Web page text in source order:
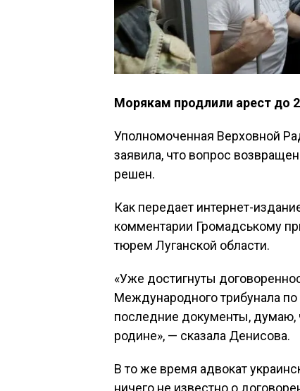
Морякам продлили арест до
Уполномоченная Верховной
заявила, что вопрос
решен.
Как передает интернет-
комментарии Громадському
тюрем Луганской области.
«Уже достигнуты
Международного трибунала
последние документы, думаю,
родине», — сказала Денисова.
В то же время адвокат
ничего не известно о